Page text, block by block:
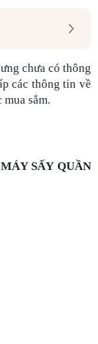
chưa có thông
các thông tin về
sắm.
SẤY QUẦN